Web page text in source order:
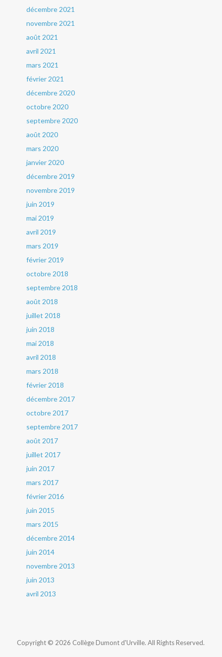
décembre 2021
novembre 2021
août 2021
avril 2021
mars 2021
février 2021
décembre 2020
octobre 2020
septembre 2020
août 2020
mars 2020
janvier 2020
décembre 2019
novembre 2019
juin 2019
mai 2019
avril 2019
mars 2019
février 2019
octobre 2018
septembre 2018
août 2018
juillet 2018
juin 2018
mai 2018
avril 2018
mars 2018
février 2018
décembre 2017
octobre 2017
septembre 2017
août 2017
juillet 2017
juin 2017
mars 2017
février 2016
juin 2015
mars 2015
décembre 2014
juin 2014
novembre 2013
juin 2013
avril 2013
Copyright © 2026 Collège Dumont d'Urville. All Rights Reserved.